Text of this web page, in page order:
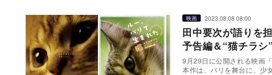
映画 2023.08.08 08:00
田中要次が語りを
予告編＆“猫チラシ
9月29日に公開される映画
本作は、パリを舞台に、少